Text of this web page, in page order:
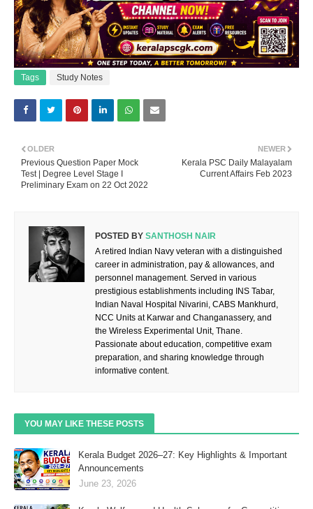
Tags Study Notes
NEWER
Kerala PSC Daily Malayalam
Current Affairs Feb 2023
OLDER
Previous Question Paper Mock
Test | Degree Level Stage I
Preliminary Exam on 22 Oct 2022
POSTED BY SANTHOSH NAIR
A retired Indian Navy veteran with a distinguished
career in administration, pay & allowances, and
personnel management. Served in various
prestigious establishments including INS Tabar,
Indian Naval Hospital Nivarini, CABS Mankhurd,
NCC Units at Karwar and Changanassery, and
the Wireless Experimental Unit, Thane.
Passionate about education, competitive exam
preparation, and sharing knowledge through
informative content.
YOU MAY LIKE THESE POSTS
Kerala Budget 2026–27: Key Highlights & Important
Announcements
June 23, 2026